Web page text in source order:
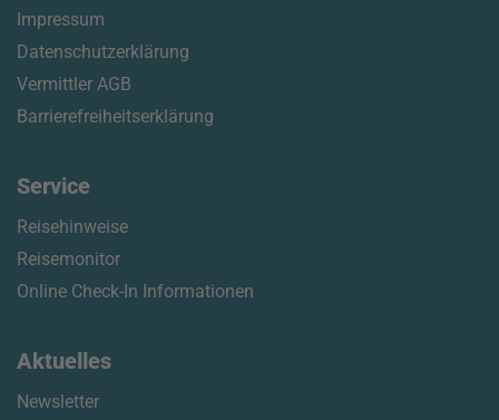
Impressum
Datenschutzerklärung
Vermittler AGB
Barrierefreiheitserklärung
Service
Reisehinweise
Reisemonitor
Online Check-In Informationen
Aktuelles
Newsletter